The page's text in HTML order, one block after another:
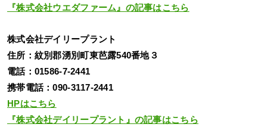
『株式会社ウエダファーム』の記事はこちら
株式会社デイリープラント
住所：紋別郡湧別町東芭露540番地３
電話：01586-7-2441
携帯電話：090-3117-2441
HPはこちら
『株式会社デイリープラント』の記事はこちら